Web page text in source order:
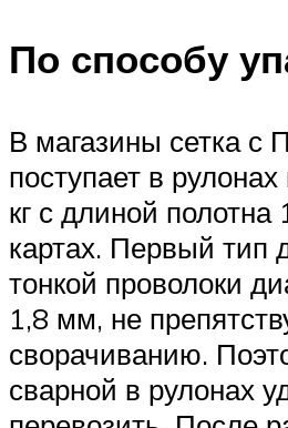
По способу
В магазины сетка с
поступает в
кг с длиной
картах. Первый тип
тонкой проволоки
1,8 мм, не
сворачиванию.
сварной в рулонах